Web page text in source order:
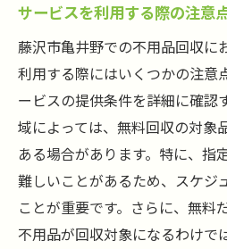
サービスを利用する際の注意
藤沢市亀井野での不用品回収に
利用する際にはいくつかの注意
ービスの提供条件を詳細に確認
域によっては、無料回収の対象
ある場合があります。特に、指
難しいことがあるため、スケジ
ことが重要です。さらに、無料
不用品が回収対象になるわけで